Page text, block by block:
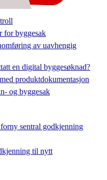
for byggesak
av uavhengig
en digital byggesøknad?
produktdokumentasjon
og byggesak
sentral godkjenning
til nytt